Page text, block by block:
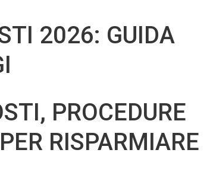
2026: GUIDA
PROCEDURE
RISPARMIARE